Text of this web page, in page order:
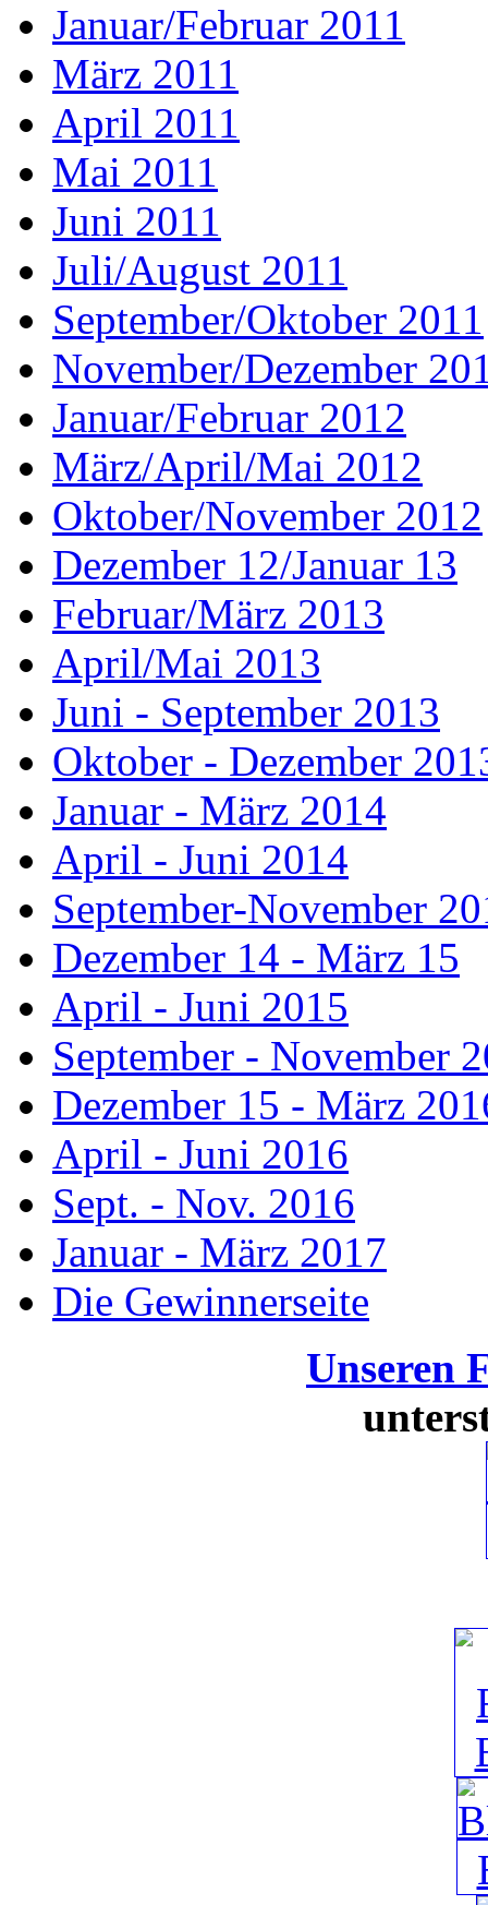
Januar/Februar 2011
März 2011
April 2011
Mai 2011
Juni 2011
Juli/August 2011
September/Oktober 2011
November/Dezember
Januar/Februar 2012
März/April/Mai 2012
Oktober/November 2012
Dezember 12/Januar 13
Februar/März 2013
April/Mai 2013
Juni - September 2013
Oktober - Dezember
Januar - März 2014
April - Juni 2014
September-November
Dezember 14 - März 15
April - Juni 2015
September - November
Dezember 15 - März
April - Juni 2016
Sept. - Nov. 2016
Januar - März 2017
Die Gewinnerseite
Unseren